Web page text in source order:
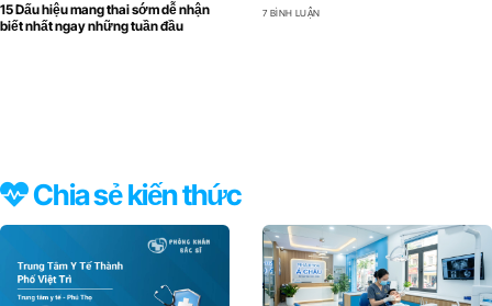
15 Dấu hiệu mang thai sớm dễ nhận
biết nhất ngay những tuần đầu
7 BÌNH LUẬN
Chia sẻ kiến thức